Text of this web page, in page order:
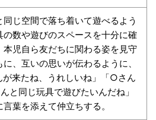
同じ空間で落ち着いて遊べるよう
の数や遊びのスペースを十分に確
本児自ら友だちに関わる姿を見守
に、互いの思いが伝わるように、
が来たね、うれしいね」「○さん
と同じ玩具で遊びたいんだね」
言葉を添えて仲立ちする。